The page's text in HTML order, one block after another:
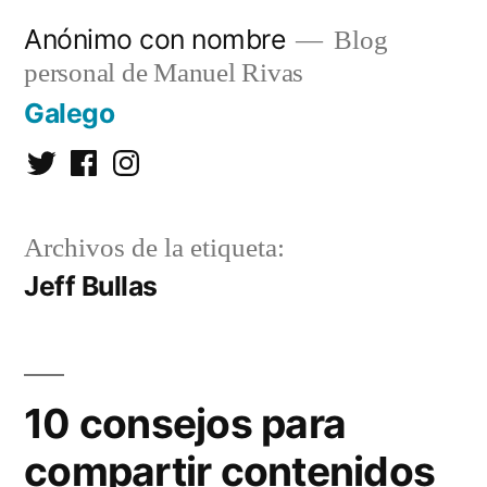
contenido
Anónimo con nombre
Blog
personal de Manuel Rivas
Galego
TwitterFacebookInstagram
Archivos de la etiqueta:
Jeff Bullas
10 consejos para
compartir contenidos